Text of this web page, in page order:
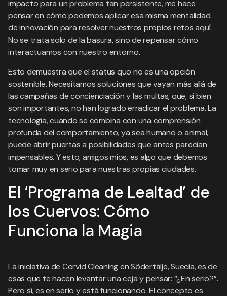
impacto para un problema tan persistente, me hace
pensar en cómo podemos aplicar esa misma mentalidad
de innovación para resolver nuestros propios retos aquí.
No se trata solo de la basura, sino de repensar cómo
interactuamos con nuestro entorno.
Esto demuestra que el status quo no es una opción
sostenible. Necesitamos soluciones que vayan más allá de
las campañas de concienciación y las multas, que, si bien
son importantes, no han logrado erradicar el problema. La
tecnología, cuando se combina con una comprensión
profunda del comportamiento, ya sea humano o animal,
puede abrir puertas a posibilidades que antes parecían
impensables. Y esto, amigos míos, es algo que debemos
tomar muy en serio para nuestras propias ciudades.
El ‘Programa de Lealtad’ de
los Cuervos: Cómo
Funciona la Magia
La iniciativa de Corvid Cleaning en Södertälje, Suecia, es de
esas que te hacen levantar una ceja y pensar: “¿En serio?”.
Pero sí, es en serio y está funcionando. El concepto es